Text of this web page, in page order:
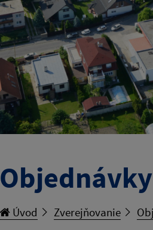
Objednávky
Úvod Zverejňovanie